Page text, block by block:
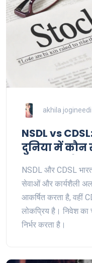
akhila jogineedi
NSDL vs
दुनिया में कौन
NSDL और CDSL
सेवाओं और कार्यशैली
आकर्षित करता है, वहीं
लोकप्रिय है। निवेश
निर्भर करता है।